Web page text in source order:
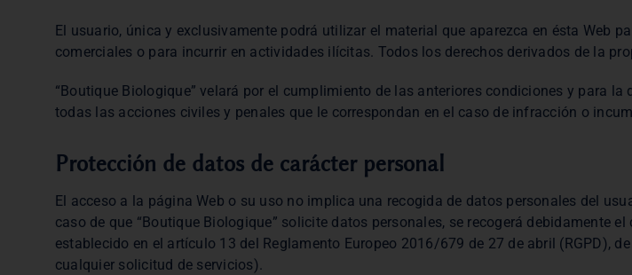
El usuario, única y exclusivamente podrá utilizar el material que aparezca en ésta Web
comerciales o para incurrir en actividades ilícitas. Todos los derechos derivados de la
“Boutique Biologique” velará por el cumplimiento de las anteriores condiciones y para
todas las acciones civiles y penales que le correspondan en el caso de infracción o
Protección de datos de carácter personal
El acceso a la página Web o su uso no implica una recogida de datos personales del
caso de que “Boutique Biologique” solicite datos personales, se recogerá debidamente
establecido en el artículo 13 del Reglamento Europeo 2016/679 de 27 de abril (RGPD),
cualquier solicitud de servicios).